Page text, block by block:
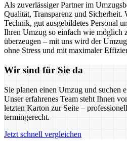
Als zuverlässiger Partner im
Qualität, Transparenz und Sicherheit.
Technik, gut ausgebildetes Personal
Ihren Umzug so einfach wie möglich
überzeugen – mit uns wird der
ohne Stress und mit maximaler
Wir sind für Sie da
Sie planen einen Umzug und suchen
Unser erfahrenes Team steht Ihnen
letzten Karton zur Seite –
termingerecht.
Jetzt schnell vergleichen